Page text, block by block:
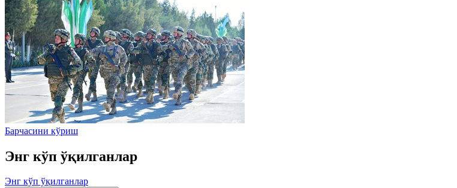
Барчасини кўриш
Энг кўп ўқилганлар
Энг кўп ўқилганлар